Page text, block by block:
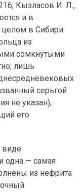
Кызласов И. Л.,
и в
целом в Сибири.
из
сомкнутыми
лишь
серьгой
не указан),
его
виде
одна — самая
из нефрита